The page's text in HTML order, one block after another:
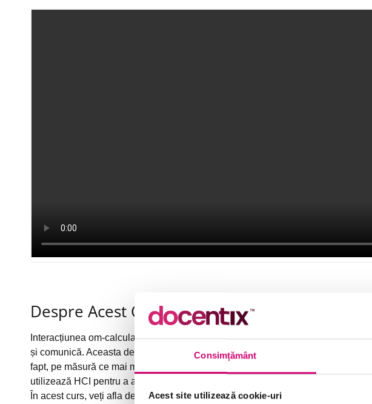
Consimțământ
Acest site utilizează cookie-uri
Despre Acest Curs
Interacțiunea om-calculator (HCI) tratează modul în care oamenii și sistemele
și comunică. Aceasta depășește rapid domeniul jocurilor și divertismentului și
fapt, pe măsură ce mai multe dispozitive sunt conectate și îndeplinesc automat
utilizează HCI pentru a adăuga valoare afacerii lor în multe moduri diferite.
În acest curs, veți afla despre îmbunătățirea experienței clienților prin